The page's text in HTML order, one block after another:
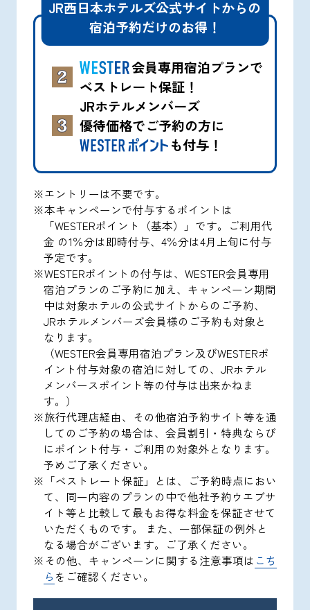
JR西日本ホテルズ公式サイトからの
宿泊予約だけのお得！
会員専用宿泊プランで
ベストレート保証！
JRホテルメンバーズ
優待価格でご予約の方に
も付与！
※エントリーは不要です。
※本キャンペーンで付与するポイントは
「WESTERポイント（基本）」です。ご利用代
金 の1％分は即時付与、4％分は4月上旬に付与
予定です。
※WESTERポイントの付与は、WESTER会員専用
宿泊プランのご予約に加え、キャンペーン期間
中は対象ホテルの公式サイトからのご予約、
JRホテルメンバーズ会員様のご予約も対象と
なります。
（WESTER会員専用宿泊プラン及びWESTERポ
イント付与対象の宿泊に対しての、JRホテル
メンバースポイント等の付与は出来かねま
す。）
※旅行代理店経由、その他宿泊予約サイト等を通
してのご予約の場合は、会員割引・特典ならび
にポイント付与・ご利用の対象外となります。
予めご了承ください。
※「ベストレート保証」とは、ご予約時点におい
て、同一内容のプランの中で他社予約ウエブサ
イト等と比較して最もお得な料金を保証させて
いただくものです。 また、一部保証の例外と
なる場合がございます。ご了承ください。
※その他、キャンペーンに関する注意事項は こち
ら をご確認ください。